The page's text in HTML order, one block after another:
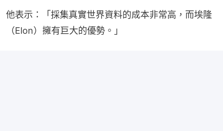
他表示：「採集真實世界資料的成本非常高，而埃隆
（Elon）擁有巨大的優勢。」